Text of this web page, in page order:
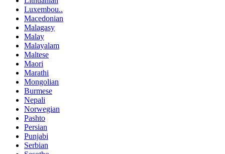
Luxembou..
Macedonian
Malagasy
Malay
Malayalam
Maltese
Maori
Marathi
Mongolian
Burmese
Nepali
Norwegian
Pashto
Persian
Punjabi
Serbian